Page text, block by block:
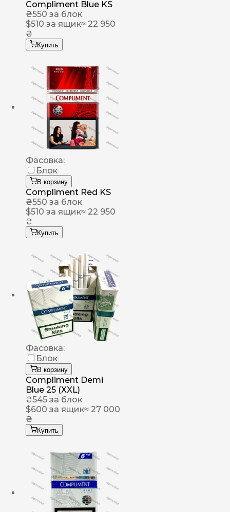
Compliment Blue KS
₴550 за блок
$510 за ящик≈ 22 950
₴
Купить
Фасовка:
Блок
В корзину
Compliment Red KS
₴550 за блок
$510 за ящик≈ 22 950
₴
Купить
Фасовка:
Блок
В корзину
Compliment Demi
Blue 25 (XXL)
₴545 за блок
$600 за ящик≈ 27 000
₴
Купить